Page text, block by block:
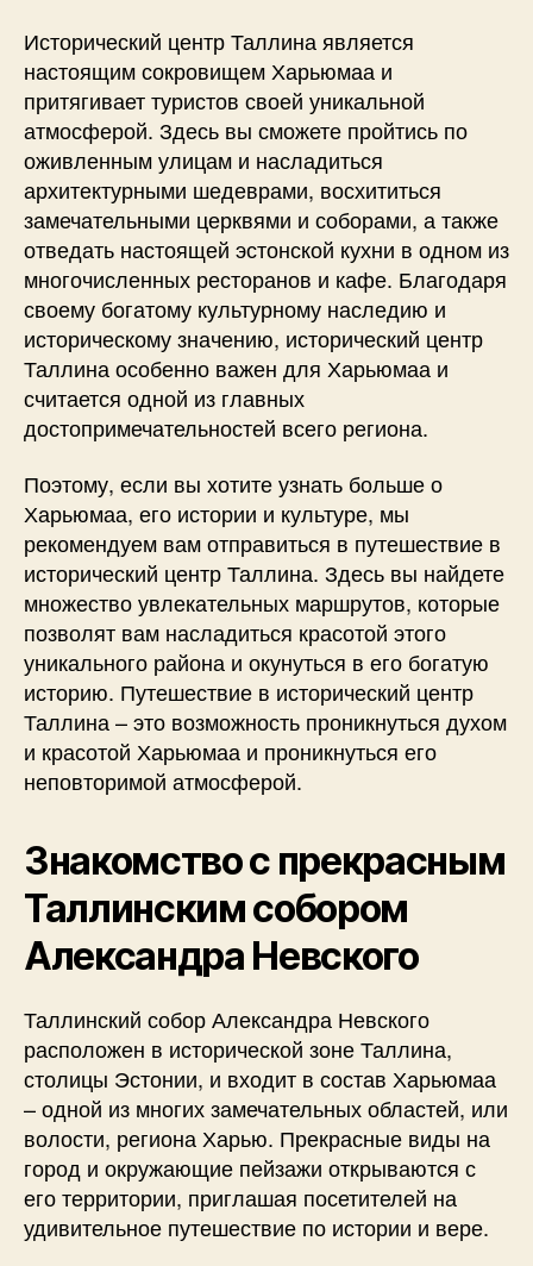
Исторический центр Таллина является
настоящим сокровищем Харьюмаа и
притягивает туристов своей уникальной
атмосферой. Здесь вы сможете пройтись по
оживленным улицам и насладиться
архитектурными шедеврами, восхититься
замечательными церквями и соборами, а также
отведать настоящей эстонской кухни в одном из
многочисленных ресторанов и кафе. Благодаря
своему богатому культурному наследию и
историческому значению, исторический центр
Таллина особенно важен для Харьюмаа и
считается одной из главных
достопримечательностей всего региона.
Поэтому, если вы хотите узнать больше о
Харьюмаа, его истории и культуре, мы
рекомендуем вам отправиться в путешествие в
исторический центр Таллина. Здесь вы найдете
множество увлекательных маршрутов, которые
позволят вам насладиться красотой этого
уникального района и окунуться в его богатую
историю. Путешествие в исторический центр
Таллина – это возможность проникнуться духом
и красотой Харьюмаа и проникнуться его
неповторимой атмосферой.
Знакомство с прекрасным
Таллинским собором
Александра Невского
Таллинский собор Александра Невского
расположен в исторической зоне Таллина,
столицы Эстонии, и входит в состав Харьюмаа
– одной из многих замечательных областей, или
волости, региона Харью. Прекрасные виды на
город и окружающие пейзажи открываются с
его территории, приглашая посетителей на
удивительное путешествие по истории и вере.